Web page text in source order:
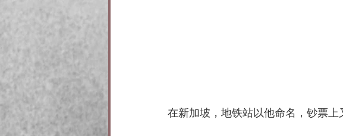
在新加坡，地铁站以他命名，钞票上